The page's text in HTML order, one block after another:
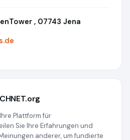
, 07743 Jena
Ihre Plattform für
Sie Ihre Erfahrungen und
anderer, um fundierte